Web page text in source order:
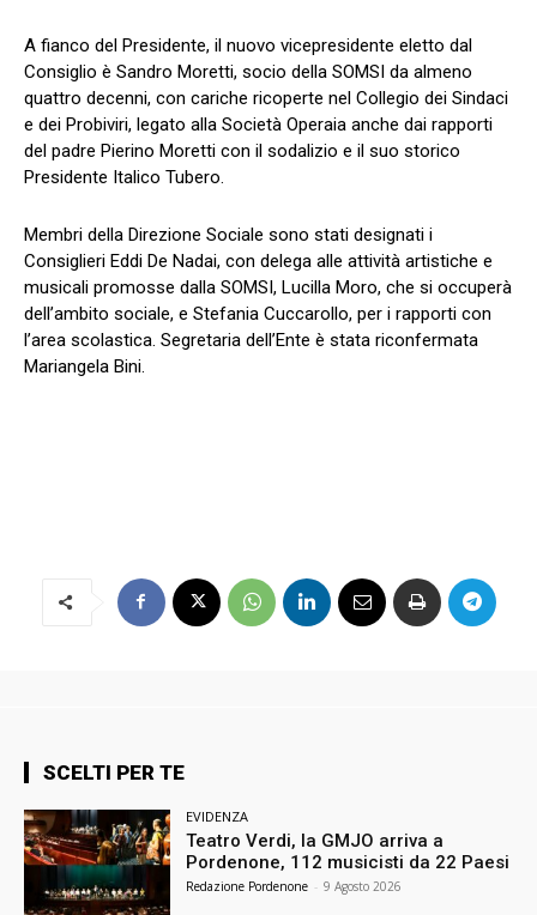
A fianco del Presidente, il nuovo vicepresidente eletto dal
Consiglio è Sandro Moretti, socio della SOMSI da almeno
quattro decenni, con cariche ricoperte nel Collegio dei Sindaci
e dei Probiviri, legato alla Società Operaia anche dai rapporti
del padre Pierino Moretti con il sodalizio e il suo storico
Presidente Italico Tubero.
Membri della Direzione Sociale sono stati designati i
Consiglieri Eddi De Nadai, con delega alle attività artistiche e
musicali promosse dalla SOMSI, Lucilla Moro, che si occuperà
dell’ambito sociale, e Stefania Cuccarollo, per i rapporti con
l’area scolastica. Segretaria dell’Ente è stata riconfermata
Mariangela Bini.
SCELTI PER TE
EVIDENZA
Teatro Verdi, la GMJO arriva a
Pordenone, 112 musicisti da 22 Paesi
Redazione Pordenone - 9 Agosto 2026